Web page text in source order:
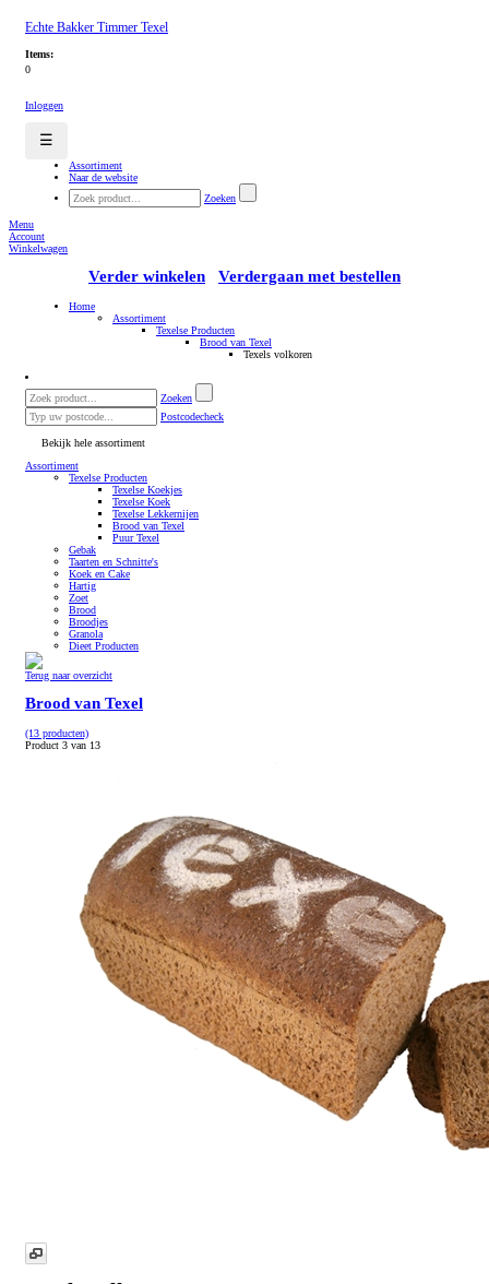
Echte Bakker Timmer Texel
Items:
0
Inloggen
☰
Assortiment
Naar de website
Zoeken
Menu
Account
Winkelwagen
Verder winkelen Verdergaan met bestellen
Home
Assortiment
Texelse Producten
Brood van Texel
Texels volkoren
Zoeken
Postcodecheck
Bekijk hele assortiment
Assortiment
Texelse Producten
Texelse Koekjes
Texelse Koek
Texelse Lekkernijen
Brood van Texel
Puur Texel
Gebak
Taarten en Schnitte's
Koek en Cake
Hartig
Zoet
Brood
Broodjes
Granola
Dieet Producten
Terug naar overzicht
Brood van Texel
(13 producten)
Product 3 van 13